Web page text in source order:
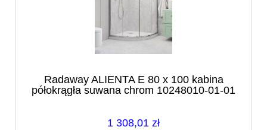
Radaway ALIENTA E 80 x 100 kabina
półokrągła suwana chrom 10248010-01-01
1 308,01 zł